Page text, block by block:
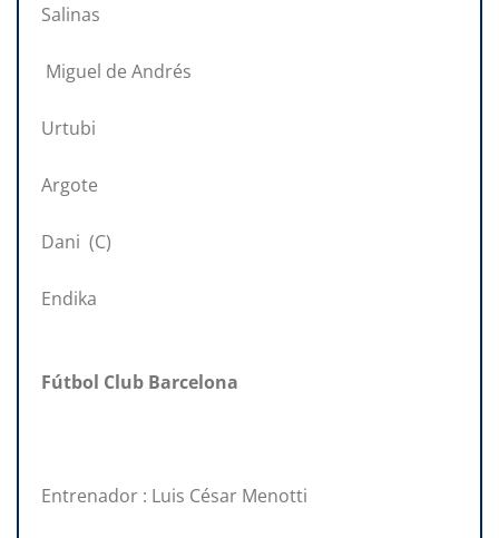
Salinas
Miguel de Andrés
Urtubi
Argote
Dani (C)
Endika
Fútbol Club Barcelona
Entrenador : Luis César Menotti